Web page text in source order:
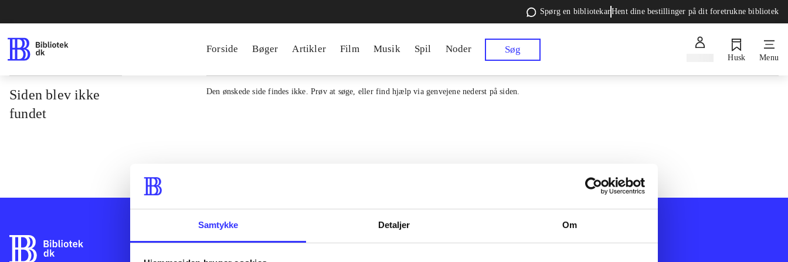
Samtykke Detaljer Om
Spørg en bibliotekarHent dine bestillinger på dit foretrukne bibliotek
Forside Bøger Artikler Film Musik Spil Noder Søg
Husk Menu
Siden blev ikke
fundet
Den ønskede side findes ikke. Prøv at søge, eller find hjælp via genvejene nederst på siden.
Bibliotek.dk er en samlet indgang til alle danske
Kontakt os Afdelinger